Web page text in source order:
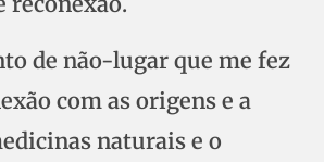
de não-lugar que me fez
com as origens e a
naturais e o